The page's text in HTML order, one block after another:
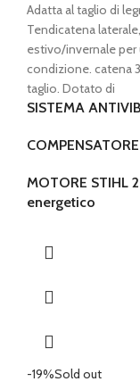
prezzo
originale
era:
€ 439,00.
è:
€
Adatta al taglio di
Tendicatena
estivo/invernale
condizione. catena
taglio. Dotato di
SISTEMA
MOTORE STIHL
energetico
-19%Sold out